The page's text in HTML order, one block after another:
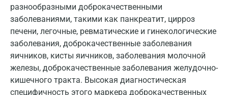
разнообразными доброкачественными
заболеваниями, такими как панкреатит, цирроз
печени, легочные, ревматические и гинекологические
заболевания, доброкачественные заболевания
яичников, кисты яичников, заболевания молочной
железы, доброкачественные заболевания желудочно-
кишечного тракта. Высокая диагностическая
специфичность этого маркера доброкачественных
Майкоп
Мурманск
Мытищи
Набережные Челны